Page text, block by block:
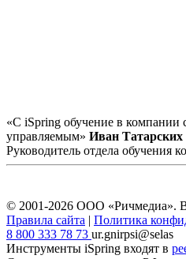
«С iSpring обучение в компании
управляемым» Иван Татарских
Руководитель отдела обучения
© 2001-2026 ООО «Ричмедиа».
Правила сайта | Политика
8 800 333 78 73 ur.gnirpsi@selas
Инструменты iSpring входят в